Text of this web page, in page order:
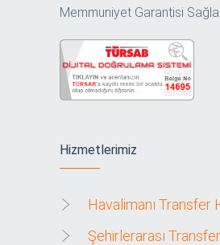
Memmuniyet Garantisi
Hizmetlerimiz
Havalimanı Transfer
Şehirlerarası